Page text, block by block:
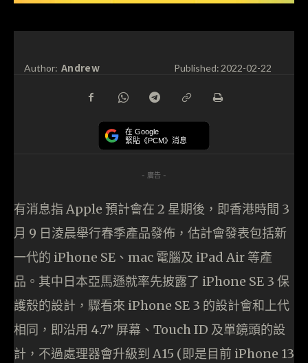
Author: Andrew Published:2022-02-22
在 Google
緊貼《PCM》消息
- 廣告 -
有消息指 Apple 預計會在 2 星期後，即香港時間 3
月 9 日淩晨舉行春季產品發佈，估計會發表包括新
一代的 iPhone SE、mac 電腦及 iPad Air 等產
品。其中日本亞馬遜就率先披露了 iPhone SE 3 保
護殼的設計，驟看來 iPhone SE 3 的設計會和上代
相同，即沿用 4.7” 屏幕、Touch ID 及單鏡頭的設
計，不過處理器會升級到 A15 (即是目前 iPhone 13